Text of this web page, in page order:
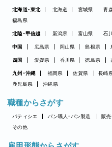
北海道・東北 北海道 宮城県 青
福島県
北陸・甲信越 新潟県 富山県 石
中国 広島県 岡山県 島根県
四国 愛媛県 香川県 徳島県
九州・沖縄 福岡県 佐賀県 長崎
鹿児島県
沖縄県
職種からさがす
パティシエ パン職人・パン製造 販売
その他